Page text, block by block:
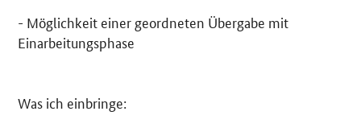
- Möglichkeit einer geordneten Übergabe mit
Einarbeitungsphase
Was ich einbringe: